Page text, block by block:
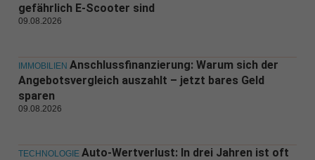
gefährlich E-Scooter sind
09.08.2026
IMMOBILIEN Anschlussfinanzierung: Warum sich der
Angebotsvergleich auszahlt – jetzt bares Geld
sparen
09.08.2026
TECHNOLOGIE Auto-Wertverlust: In drei Jahren ist oft